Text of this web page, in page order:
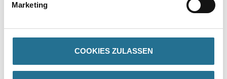
Marketing
COOKIES ZULASSEN
PRODUKTEIGENSCHAFTEN
- Über 100 Motive für jeden Geschmack